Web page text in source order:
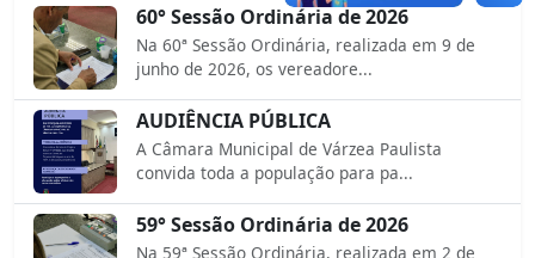
60° Sessão Ordinária de 2026
Na 60ª Sessão Ordinária, realizada em 9 de
junho de 2026, os vereadore...
AUDIÊNCIA PÚBLICA
A Câmara Municipal de Várzea Paulista
convida toda a população para pa...
59° Sessão Ordinária de 2026
Na 59ª Sessão Ordinária, realizada em 2 de